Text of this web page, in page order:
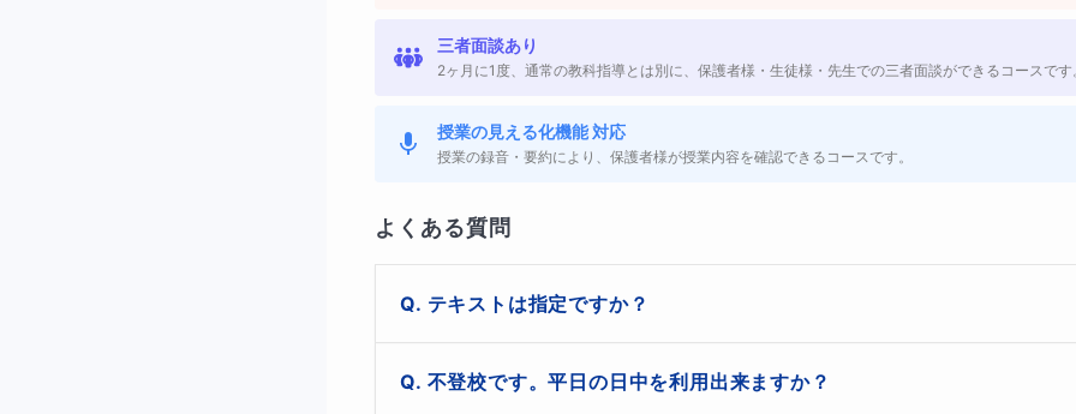
三者面談あり
2ヶ月に1度、通常の教科指導とは別に、保護者様・生徒様・先生での三者面談ができるコースです
授業の見える化機能 対応
授業の録音・要約により、保護者様が授業内容を確認できるコースです。
よくある質問
テキストは指定ですか？
指定はありません。学校で使用しているテキストや、参考書等、お持ちの物を使う
相談しながら決めさせて頂きます。
不登校です。平日の日中を利用出来ますか？